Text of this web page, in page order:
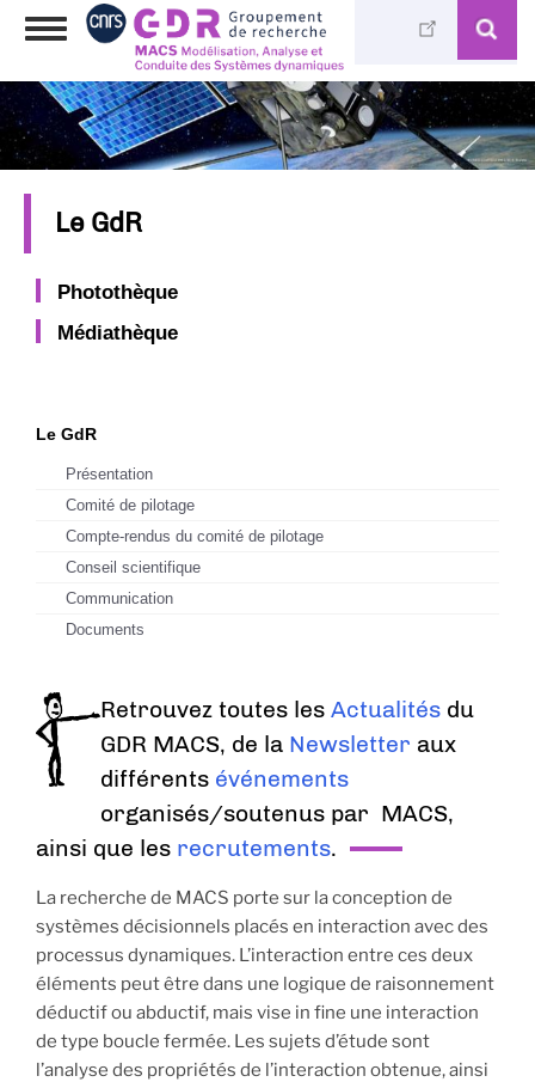
Skip
content
Toggle
Le GdR
Photothèque
Médiathèque
Le GdR
Présentation
Comité de pilotage
Compte-rendus du comité de pilotage
Conseil scientifique
Communication
Documents
Retrouvez toutes les Actualités du
GDR MACS, de la Newsletter aux
différents événements
organisés/soutenus par MACS,
ainsi que les recrutements.
La recherche de MACS porte sur la conception de
systèmes décisionnels placés en interaction avec des
processus dynamiques. L’interaction entre ces deux
éléments peut être dans une logique de raisonnement
déductif ou abductif, mais vise in fine une interaction
de type boucle fermée. Les sujets d’étude sont
l’analyse des propriétés de l’interaction obtenue, ainsi